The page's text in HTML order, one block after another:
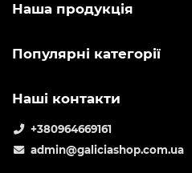
Наша продукція
Популярні категорії
Наші контакти
+380964669161
admin@galiciashop.com.ua